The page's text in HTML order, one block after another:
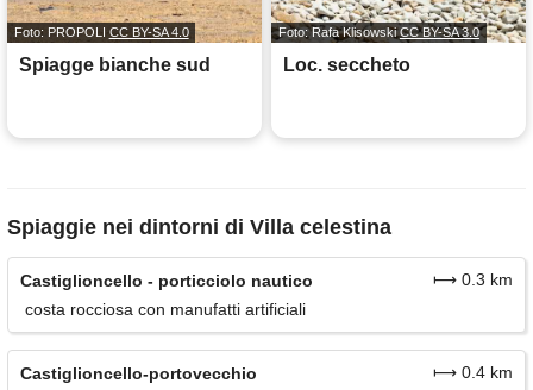
Foto: PROPOLI CC BY-SA 4.0
Spiagge bianche sud
Foto: Rafa KlisowskiCC BY-SA 3.0
Loc. seccheto
Spiaggie nei dintorni di Villa celestina
Castiglioncello - porticciolo nautico
⟼ 0.3 km
costa rocciosa con manufatti artificiali
Castiglioncello-portovecchio
⟼ 0.4 km